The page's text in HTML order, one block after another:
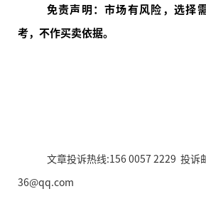
免责声明：市场有风险，选择
考，不作买卖依据。
文章投诉热线:156 0057 2229 投诉
36@qq.com